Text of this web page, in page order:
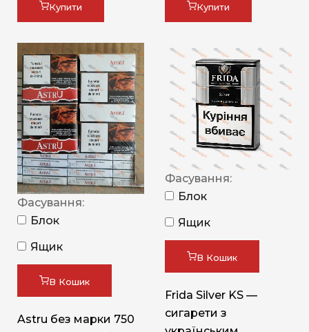
Купити Купити
Фасування:
Блок
Ящик
В Кошик
Astru без марки 750
Фасування:
Блок
Ящик
В Кошик
Frida Silver KS —
сигарети з